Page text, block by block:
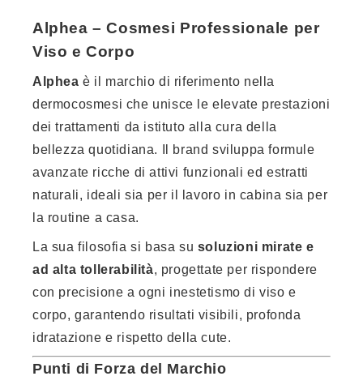
Alphea – Cosmesi Professionale per
Viso e Corpo
Alphea è il marchio di riferimento nella
dermocosmesi che unisce le elevate prestazioni
dei trattamenti da istituto alla cura della
bellezza quotidiana. Il brand sviluppa formule
avanzate ricche di attivi funzionali ed estratti
naturali, ideali sia per il lavoro in cabina sia per
la routine a casa.
La sua filosofia si basa su soluzioni mirate e
ad alta tollerabilità, progettate per rispondere
con precisione a ogni inestetismo di viso e
corpo, garantendo risultati visibili, profonda
idratazione e rispetto della cute.
Punti di Forza del Marchio